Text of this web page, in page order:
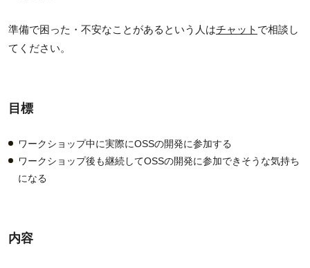
準備で困った・不安なことがあるという人はチャット で相談し
てください。
目標
ワークショップ中に実際にOSSの開発に参加する
ワークショップ後も継続してOSSの開発に参加できそうな気持ち
になる
内容